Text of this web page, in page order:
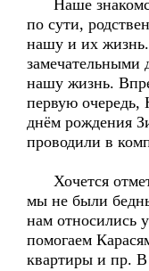
Наше
по сути,
нашу и их
замечательными
нашу жизнь.
первую
днём рождения
проводили в
Хочется
мы не были
нам относились
помогаем
квартиры и пр. В